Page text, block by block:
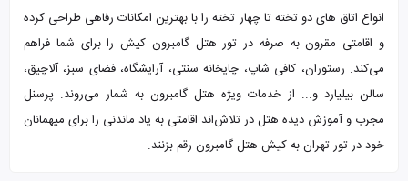
انواع اتاق های دو تخته تا چهار تخته را با بهترین امکانات رفاهی طراحی کرده
و اقامتی مقرون به صرفه در تور هتل گامبرون کیش را برای شما فراهم
می‌کند. رستوران، کافی شاپ، چایخانه سنتی، آرایشگاه، فضای سبز، آلاچیق،
سالن بیلیارد و... از خدمات ویژه هتل گامبرون به شمار می‌روند. پرسنل
مجرب و آموزش دیده هتل در تلاش‌اند اقامتی به یاد ماندنی را برای میهمانان
خود در تور تهران به کیش هتل گامبرون رقم بزنند.